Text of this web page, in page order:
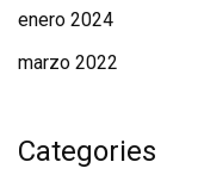
enero 2024
marzo 2022
Categories